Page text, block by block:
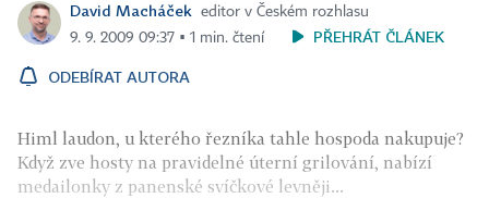
David Macháček
editor v Českém rozhlasu
9. 9. 2009 09:37 ▪ 1 min. čtení
PŘEHRÁT ČLÁNEK
ODEBÍRAT AUTORA
Himl laudon, u kterého řezníka tahle hospoda nakupuje?
Když zve hosty na pravidelné úterní grilování, nabízí
medailonky z panenské svíčkové levněji...